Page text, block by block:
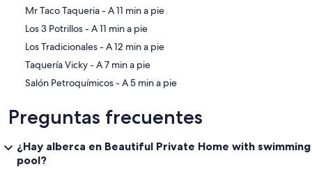
‪Mr Taco Taqueria - ‬A 11 min a pie
‪Los 3 Potrillos - ‬A 11 min a pie
‪Los Tradicionales - ‬A 12 min a pie
‪Taquería Vicky - ‬A 7 min a pie
‪Salón Petroquímicos - ‬A 5 min a pie
Preguntas frecuentes
¿Hay alberca en Beautiful Private Home with swimming
pool?